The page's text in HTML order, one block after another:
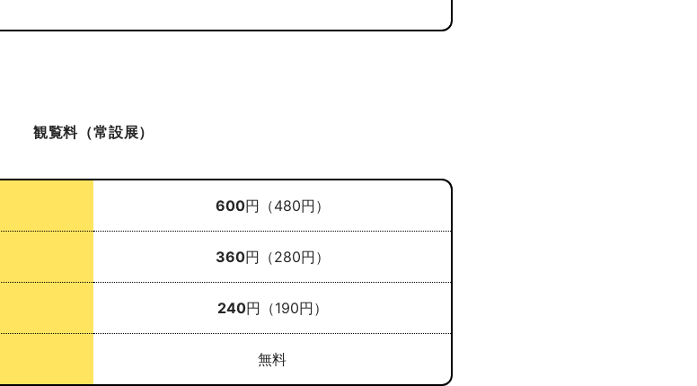
観覧料（常設展）
600円（480円）
360円（280円）
240円（190円）
無料